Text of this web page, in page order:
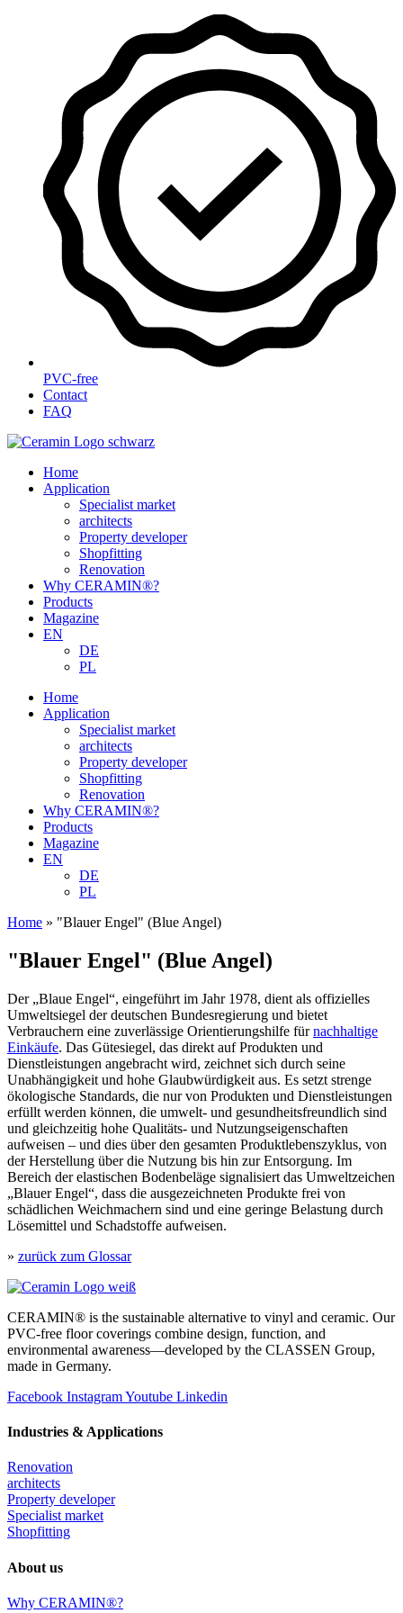
PVC-free
Contact
FAQ
Home
Application
Specialist market
architects
Property developer
Shopfitting
Renovation
Why CERAMIN®?
Products
Magazine
EN
DE
PL
Home
Application
Specialist market
architects
Property developer
Shopfitting
Renovation
Why CERAMIN®?
Products
Magazine
EN
DE
PL
Home » "Blauer Engel" (Blue Angel)
"Blauer Engel" (Blue Angel)
Der „Blaue Engel“, eingeführt im Jahr 1978, dient als offizielles
Umweltsiegel der deutschen Bundesregierung und bietet
Verbrauchern eine zuverlässige Orientierungshilfe fürnachhaltige
Einkäufe. Das Gütesiegel, das direkt auf Produkten und
Dienstleistungen angebracht wird, zeichnet sich durch seine
Unabhängigkeit und hohe Glaubwürdigkeit aus. Es setzt strenge
ökologische Standards, die nur von Produkten und Dienstleistungen
erfüllt werden können, die umwelt- und gesundheitsfreundlich sind
und gleichzeitig hohe Qualitäts- und Nutzungseigenschaften
aufweisen – und dies über den gesamten Produktlebenszyklus, von
der Herstellung über die Nutzung bis hin zur Entsorgung. Im
Bereich der elastischen Bodenbeläge signalisiert das Umweltzeichen
„Blauer Engel“, dass die ausgezeichneten Produkte frei von
schädlichen Weichmachern sind und eine geringe Belastung durch
Lösemittel und Schadstoffe aufweisen.
» zurück zum Glossar
CERAMIN® is the sustainable alternative to vinyl and ceramic. Our
PVC-free floor coverings combine design, function, and
environmental awareness—developed by the CLASSEN Group,
made in Germany.
Facebook InstagramYoutube Linkedin
Industries & Applications
Renovation
architects
Property developer
Specialist market
Shopfitting
About us
Why CERAMIN®?